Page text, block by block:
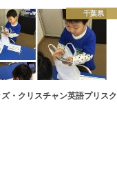
千葉県
・クリスチャン英語プリスク